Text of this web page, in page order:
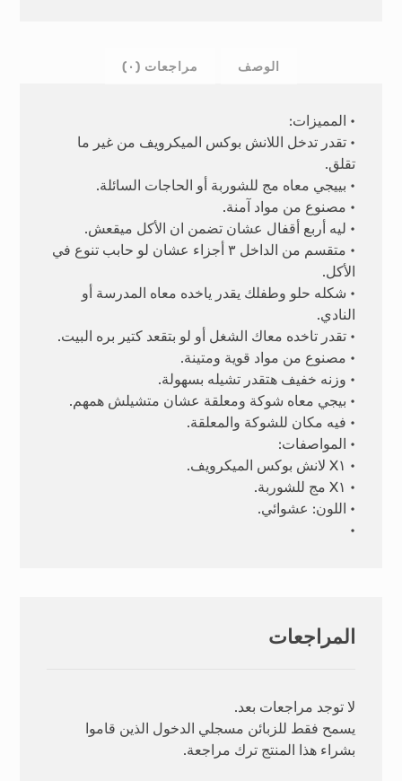
الوصف مراجعات (٠)
• المميزات:
• تقدر تدخل اللانش بوكس الميكرويف من غير ما
تقلق.
• بييجي معاه مج للشوربة أو الحاجات السائلة.
• مصنوع من مواد آمنة.
• ليه أربع أقفال عشان تضمن ان الأكل ميقعش.
• متقسم من الداخل ٣ أجزاء عشان لو حابب تنوع في
الأكل.
• شكله حلو وطفلك يقدر ياخده معاه المدرسة أو
النادي.
• تقدر تاخده معاك الشغل أو لو بتقعد كتير بره البيت.
• مصنوع من مواد قوية ومتينة.
• وزنه خفيف هتقدر تشيله بسهولة.
• بيجي معاه شوكة ومعلقة عشان متشيلش همهم.
• فيه مكان للشوكة والمعلقة.
• المواصفات:
• X١ لانش بوكس الميكرويف.
• X١ مج للشوربة.
• اللون: عشوائي.
•
المراجعات
لا توجد مراجعات بعد.
يسمح فقط للزبائن مسجلي الدخول الذين قاموا
بشراء هذا المنتج ترك مراجعة.